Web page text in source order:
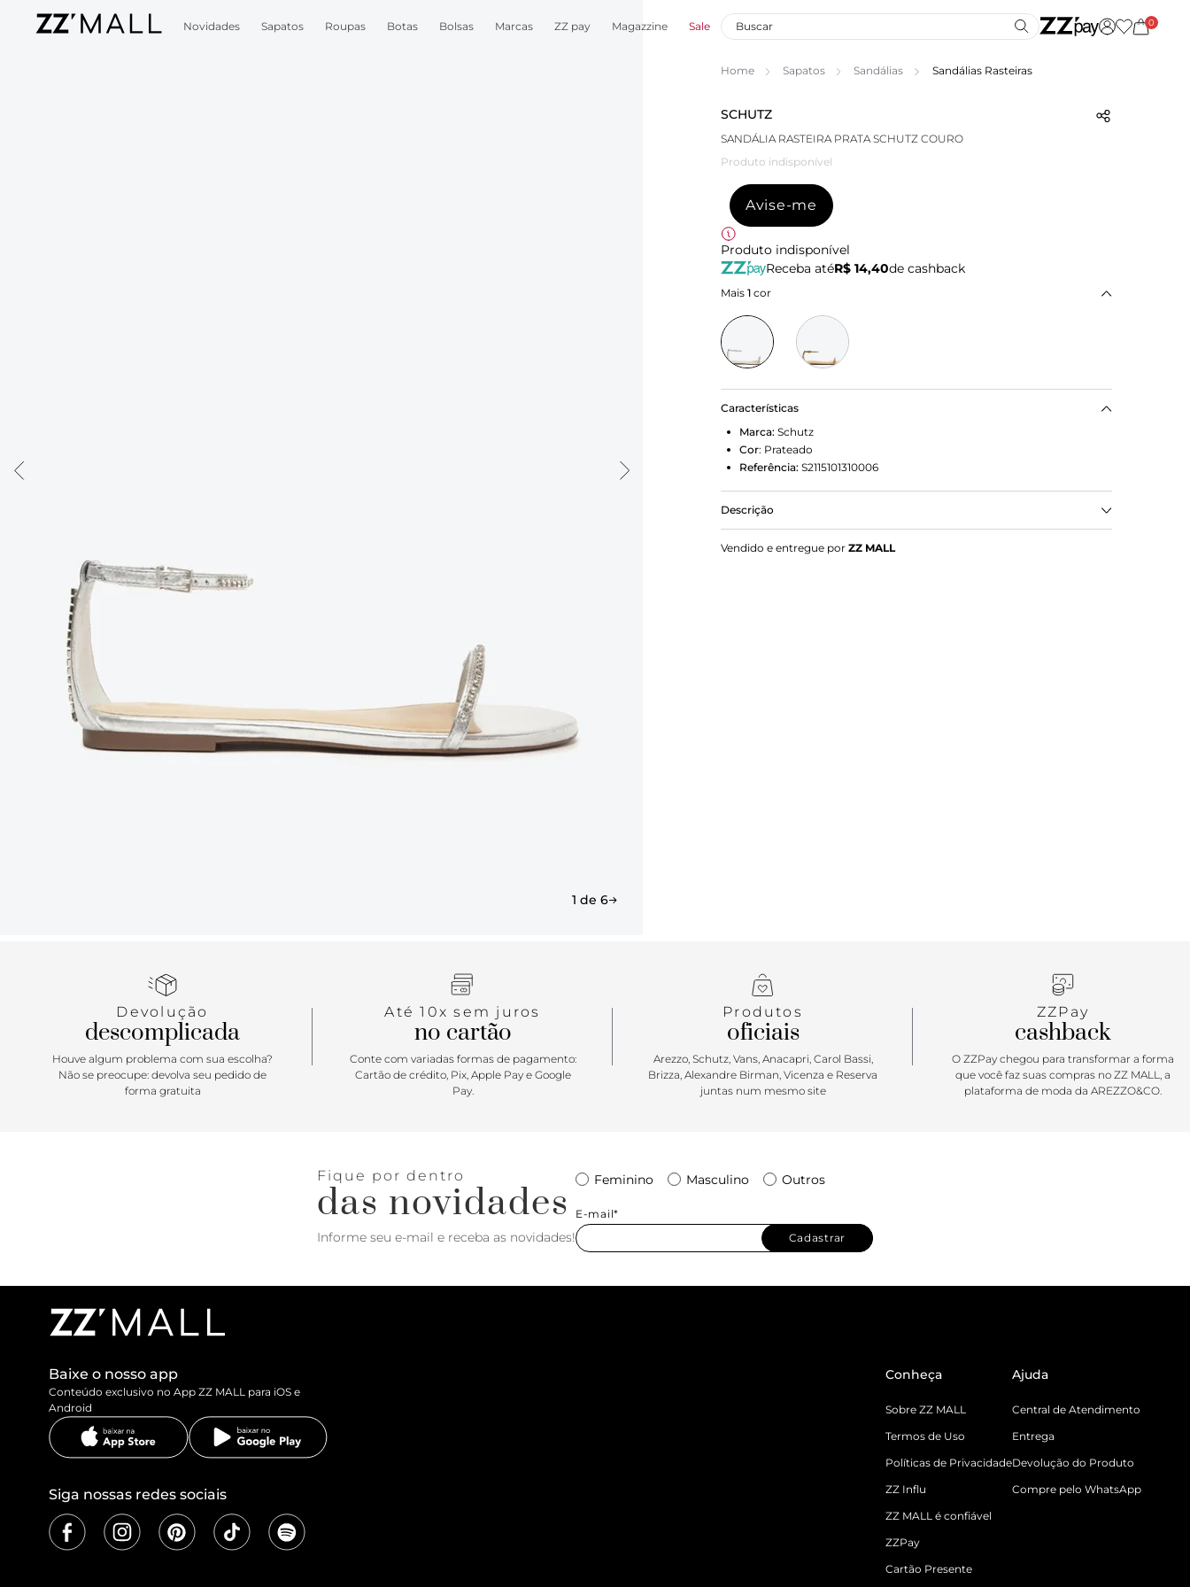
Novidades Sapatos Roupas Botas Bolsas Marcas ZZ pay Magazzine Sale 0
1 de 6
Home Sapatos Sandálias Sandálias Rasteiras
SCHUTZ
SANDÁLIA RASTEIRA PRATA SCHUTZ COURO
Produto indisponível
Avise-me
Produto indisponível
Receba atéR$ 14,40de cashback
Mais 1 cor
Características
Marca: Schutz
Cor: Prateado
Referência: S2115101310006
Descrição
Sandália rasteira couro prata
Vendido e entregue por ZZ MALL
Devolução
descomplicada
Houve algum problema com sua escolha?
Não se preocupe: devolva seu pedido de
forma gratuita
Até 10x sem juros
no cartão
Conte com variadas formas de pagamento:
Cartão de crédito, Pix, Apple Pay e Google
Pay.
Produtos
oficiais
Arezzo, Schutz, Vans, Anacapri, Carol Bassi,
Brizza, Alexandre Birman, Vicenza e Reserva
juntas num mesmo site
ZZPay
cashback
O ZZPay chegou para transformar a forma
que você faz suas compras no ZZ MALL, a
plataforma de moda da AREZZO&CO.
Fique por dentro
das novidades
Informe seu e-mail e receba as novidades!
Feminino Masculino Outros
E-mail*
Cadastrar
Baixe o nosso app
Conteúdo exclusivo no App ZZ MALL para iOS e
Android
Siga nossas redes sociais
Conheça
Sobre ZZ MALL
Termos de Uso
Políticas de Privacidade
ZZ Influ
ZZ MALL é confiável
ZZPay
Cartão Presente
Ajuda
Central de Atendimento
Entrega
Devolução do Produto
Compre pelo WhatsApp